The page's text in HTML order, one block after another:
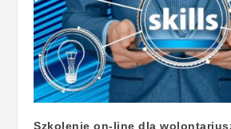
Szkolenie on-line dla